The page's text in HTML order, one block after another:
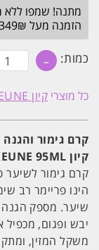
מתנה! שמפו ללא
הזמנה מעל 349₪. עד חצות.
כמות: - כמות
של
גימור
והגנה
לשיער
פגום
ועבה
Lumi
Coat
קיון
KEUNE
95ML
כל מוצרי קיון KEUNE
קיון KEUNE 95ML
הינו פריימר רב
שיער. מספק הגנה
יבש ופגום,
משקל המזין,